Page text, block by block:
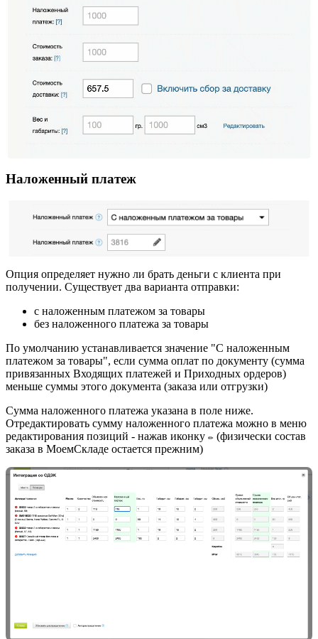
Наложенный платеж
Опция определяет нужно ли брать деньги с клиента при
получении. Существует два варианта отправки:
с наложенным платежом за товары
без наложенного платежа за товары
По умолчанию устанавливается значение "С наложенным
платежом за товары", если сумма оплат по документу (сумма
привязанных Входящих платежей и Приходных ордеров)
меньше суммы этого документа (заказа или отгрузки)
Сумма наложенного платежа указана в поле ниже.
Отредактировать сумму наложенного платежа можно в меню
редактирования позиций - нажав иконку ✏️ (физически состав
заказа в МоемСкладе остается прежним)